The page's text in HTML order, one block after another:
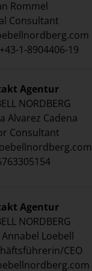
Rommel
Consultant
1-8904406-19
Agentur
NORDBERG
Alvarez Cadena
Consultant
Agentur
NORDBERG
Annabel Loebell
CEO